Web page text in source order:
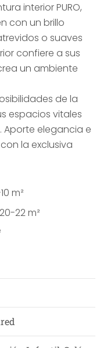
interior PURO,
con un brillo
o suaves
confiere a sus
un ambiente
de la
espacios vitales
Aporte elegancia e
la exclusiva
m²
22 m²